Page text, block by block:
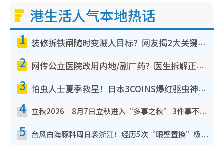
港生活人气本地热话
1 装修拆铁闸随时变贼人目标？网友揭2大关键用途：装新款等于白装？附新旧铁闸分别
2 网传公立医院改用内地/副厂药？医生拆解正副厂分别，揭4类人换药随时出事
3 怕虫人士夏季救星！日本3COINS爆红驱虫神器$45起 1招“全程免触碰”轻松搞定小强
4 立秋2026｜8月7日立秋进入“多事之秋” 3件事不可做！专家教6招开运 清杂物／钱包纳气接好运
5 台风白海豚料周日袭浙江！经历5次“眼壁置换”极罕见 成登陆内地最长途台风